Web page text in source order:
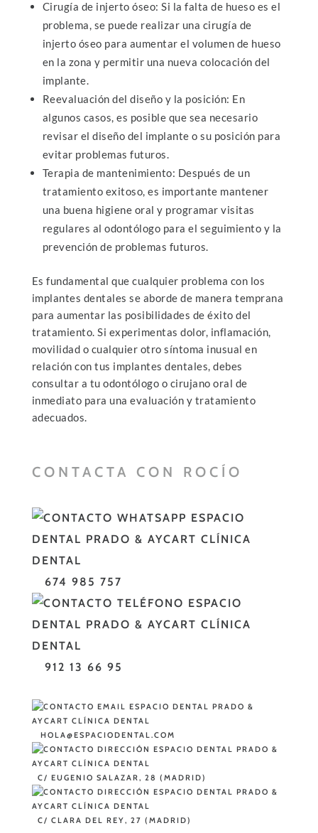
Cirugía de injerto óseo: Si la falta de hueso es el
problema, se puede realizar una cirugía de
injerto óseo para aumentar el volumen de hueso
en la zona y permitir una nueva colocación del
implante.
Reevaluación del diseño y la posición: En
algunos casos, es posible que sea necesario
revisar el diseño del implante o su posición para
evitar problemas futuros.
Terapia de mantenimiento: Después de un
tratamiento exitoso, es importante mantener
una buena higiene oral y programar visitas
regulares al odontólogo para el seguimiento y la
prevención de problemas futuros.
Es fundamental que cualquier problema con los
implantes dentales se aborde de manera temprana
para aumentar las posibilidades de éxito del
tratamiento. Si experimentas dolor, inflamación,
movilidad o cualquier otro síntoma inusual en
relación con tus implantes dentales, debes
consultar a tu odontólogo o cirujano oral de
inmediato para una evaluación y tratamiento
adecuados.
CONTACTA CON ROCÍO
674 985 757
912 13 66 95
HOLA@ESPACIODENTAL.COM
C/ EUGENIO SALAZAR, 28 (MADRID)
C/ CLARA DEL REY, 27 (MADRID)